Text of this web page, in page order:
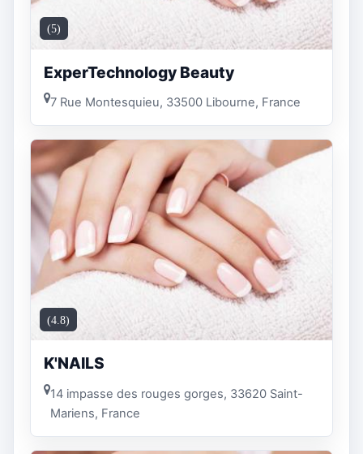
(5)
ExperTechnology Beauty
7 Rue Montesquieu, 33500 Libourne, France
(4.8)
K'NAILS
14 impasse des rouges gorges, 33620 Saint-
Mariens, France